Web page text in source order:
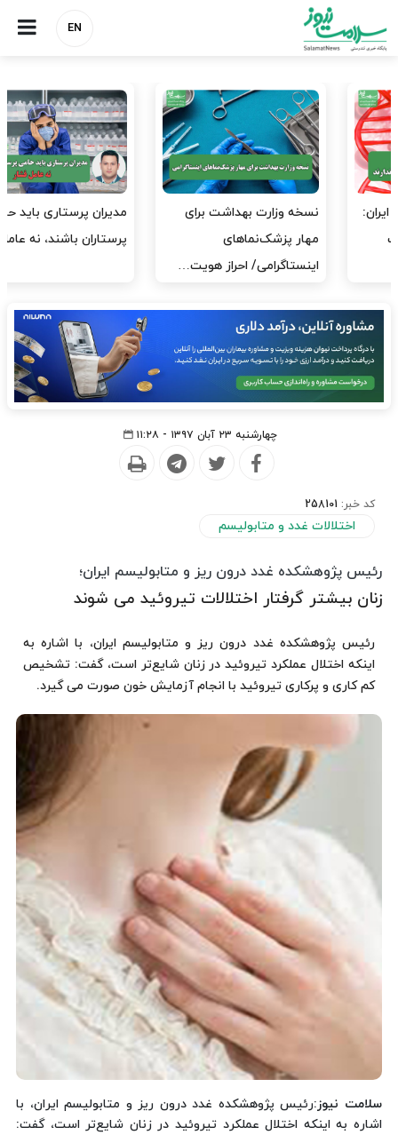
EN
مدیران پرستاری باید حامی
پرستاران باشند، نه عامل فشار
مدیریت سلامت، میدان
آزمون و خطا نیست
چهارشنبه ۲۳ آبان ۱۳۹۷ - ۱۱:۲۸
کد خبر: 258101
اختلالات غدد و متابولیسم
رئیس پژوهشکده غدد درون ریز و متابولیسم ایران؛
زنان بیشتر گرفتار اختلالات تیروئید می شوند
رئیس پژوهشکده غدد درون ریز و متابولیسم ایران، با اشاره به
اینکه اختلال عملکرد تیروئید در زنان شایع‌تر است، گفت: تشخیص
کم کاری و پرکاری تیروئید با انجام آزمایش‌ خون صورت می گیرد.
سلامت نیوز:رئیس پژوهشکده غدد درون ریز و متابولیسم ایران، با
اشاره به اینکه اختلال عملکرد تیروئید در زنان شایع‌تر است، گفت: